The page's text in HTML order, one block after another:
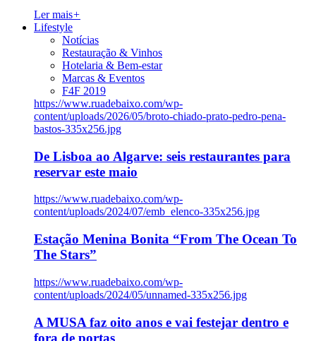
Ler mais+
Lifestyle
Notícias
Restauração & Vinhos
Hotelaria & Bem-estar
Marcas & Eventos
F4F 2019
https://www.ruadebaixo.com/wp-
content/uploads/2026/05/broto-chiado-prato-pedro-pena-
bastos-335x256.jpg
De Lisboa ao Algarve: seis restaurantes para
reservar este maio
https://www.ruadebaixo.com/wp-
content/uploads/2024/07/emb_elenco-335x256.jpg
Estação Menina Bonita “From The Ocean To
The Stars”
https://www.ruadebaixo.com/wp-
content/uploads/2024/05/unnamed-335x256.jpg
A MUSA faz oito anos e vai festejar dentro e
fora de portas